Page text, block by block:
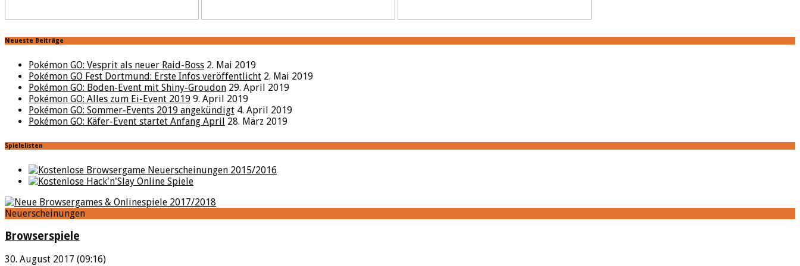
Neueste Beiträge
Pokémon GO: Vesprit als neuer Raid-Boss 2. Mai 2019
Pokémon GO Fest Dortmund: Erste Infos veröffentlicht 2. Mai 2019
Pokémon GO: Boden-Event mit Shiny-Groudon 29. April 2019
Pokémon GO: Alles zum Ei-Event 2019 9. April 2019
Pokémon GO: Sommer-Events 2019 angekündigt 4. April 2019
Pokémon GO: Käfer-Event startet Anfang April 28. März 2019
Spielelisten
Neuerscheinungen
Browserspiele
30. August 2017 (09:16)